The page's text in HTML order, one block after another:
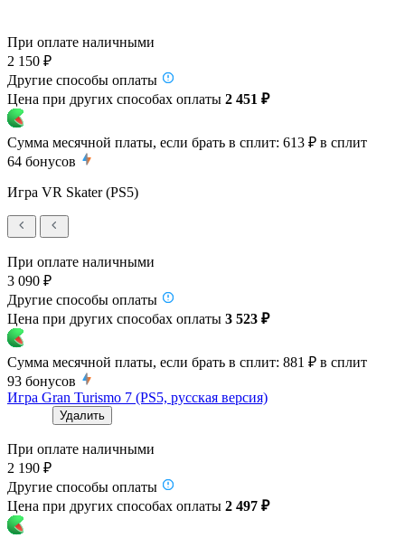
При оплате наличными
2 150 ₽
Другие способы оплаты
Цена при других способах оплаты 2 451 ₽
Сумма месячной платы, если брать в сплит: 613 ₽ в сплит
64 бонусов
Игра VR Skater (PS5)
При оплате наличными
3 090 ₽
Другие способы оплаты
Цена при других способах оплаты 3 523 ₽
Сумма месячной платы, если брать в сплит: 881 ₽ в сплит
93 бонусов
Игра Gran Turismo 7 (PS5, русская версия)
Удалить
При оплате наличными
2 190 ₽
Другие способы оплаты
Цена при других способах оплаты 2 497 ₽